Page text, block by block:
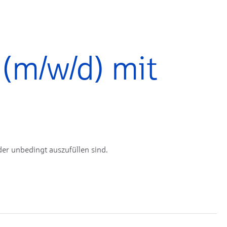
w/d) mit
unbedingt auszufüllen sind.